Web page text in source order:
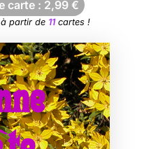
carte : 2,99 €
partir de 11cartes !